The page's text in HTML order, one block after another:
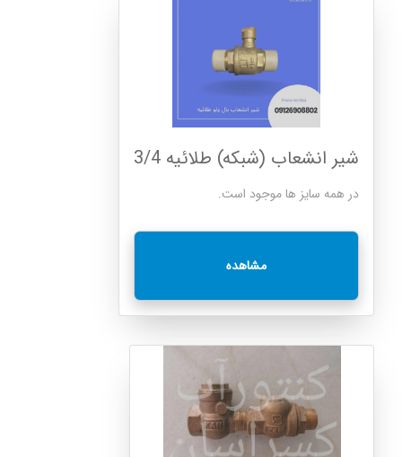
شیر انشعاب (شبکه) طلائیه 3/4
در همه سایز ها موجود است.
مشاهده